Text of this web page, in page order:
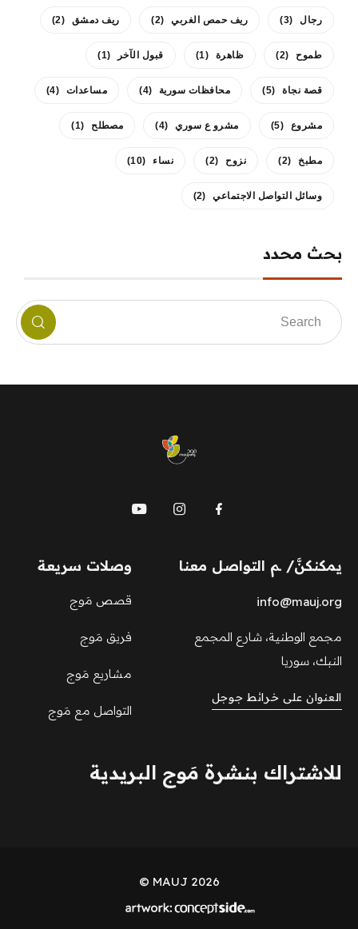
رجال (3) ريف حمص الغربي (2) ريف دمشق (2)
طموح (2) ظاهرة (1) قبول الآخر (1)
قصة نجاة (5) محافظات سورية (4) مساعدات (4)
مشروع (5) مشرو ع سوري (4) مصطلح (1)
مطبخ (2) نزوح (2) نساء (10)
وسائل التواصل الاجتماعي (2)
بحث محدد
mauj
يمكنكنَّ/ ـم التواصل معنا
info@mauj.org
مجمع الوطنية، شارع المجمع
النبك، سوريا
العنوان على خرائط جوجل
وصلات سريعة
قصص مَوج
فريق مَوج
مشاريع مَوج
التواصل مع مَوج
للاشتراك بنشرة مَوج البريدية
MAUJ 2026 ©